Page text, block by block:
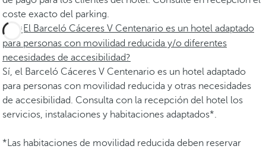
coste exacto del parking.
¿El Barceló Cáceres V Centenario es un hotel adaptado
para personas con movilidad reducida y/o diferentes
necesidades de accesibilidad?
Sí, el Barceló Cáceres V Centenario es un hotel adaptado
para personas con movilidad reducida y otras necesidades
de accesibilidad. Consulta con la recepción del hotel los
servicios, instalaciones y habitaciones adaptados*.
*Las habitaciones de movilidad reducida deben reservar